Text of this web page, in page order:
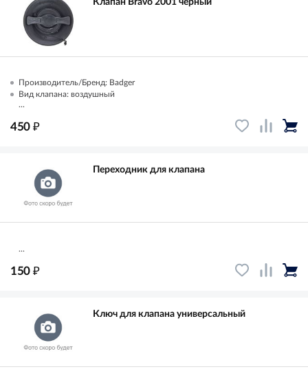
Клапан Bravo 2001 черный
Производитель/Бренд: Badger
Вид клапана: воздушный
...
450 ₽
Переходник для клапана
...
150 ₽
Ключ для клапана универсальный